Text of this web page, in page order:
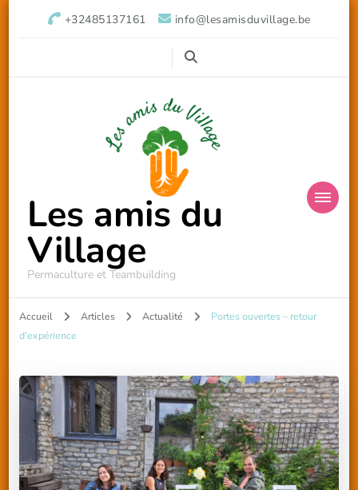
+32485137161 info@lesamisduvillage.be
Les amis du
Village
Permaculture et Teambuilding
Accueil Articles Actualité
Portes ouvertes – retour
d’expérience